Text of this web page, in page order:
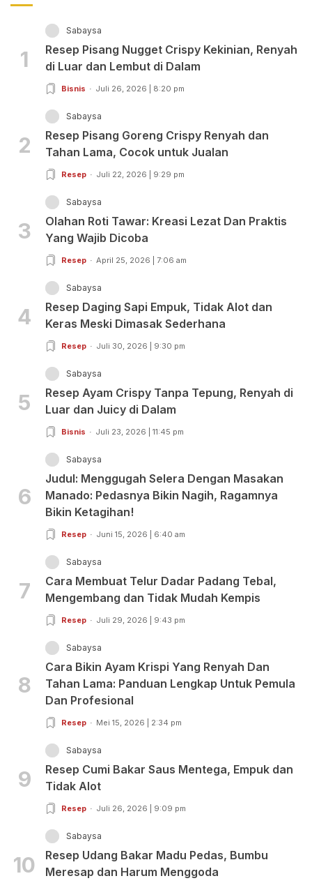
1
Sabaysa
Resep Pisang Nugget Crispy Kekinian, Renyah
di Luar dan Lembut di Dalam
Bisnis Juli 26, 2026 | 8:20 pm
2
Sabaysa
Resep Pisang Goreng Crispy Renyah dan
Tahan Lama, Cocok untuk Jualan
Resep Juli 22, 2026 | 9:29 pm
3
Sabaysa
Olahan Roti Tawar: Kreasi Lezat Dan Praktis
Yang Wajib Dicoba
Resep April 25, 2026 | 7:06 am
4
Sabaysa
Resep Daging Sapi Empuk, Tidak Alot dan
Keras Meski Dimasak Sederhana
Resep Juli 30, 2026 | 9:30 pm
5
Sabaysa
Resep Ayam Crispy Tanpa Tepung, Renyah di
Luar dan Juicy di Dalam
Bisnis Juli 23, 2026 | 11:45 pm
6
Sabaysa
Judul: Menggugah Selera Dengan Masakan
Manado: Pedasnya Bikin Nagih, Ragamnya
Bikin Ketagihan!
Resep Juni 15, 2026 | 6:40 am
7
Sabaysa
Cara Membuat Telur Dadar Padang Tebal,
Mengembang dan Tidak Mudah Kempis
Resep Juli 29, 2026 | 9:43 pm
8
Sabaysa
Cara Bikin Ayam Krispi Yang Renyah Dan
Tahan Lama: Panduan Lengkap Untuk Pemula
Dan Profesional
Resep Mei 15, 2026 | 2:34 pm
9
Sabaysa
Resep Cumi Bakar Saus Mentega, Empuk dan
Tidak Alot
Resep Juli 26, 2026 | 9:09 pm
10
Sabaysa
Resep Udang Bakar Madu Pedas, Bumbu
Meresap dan Harum Menggoda